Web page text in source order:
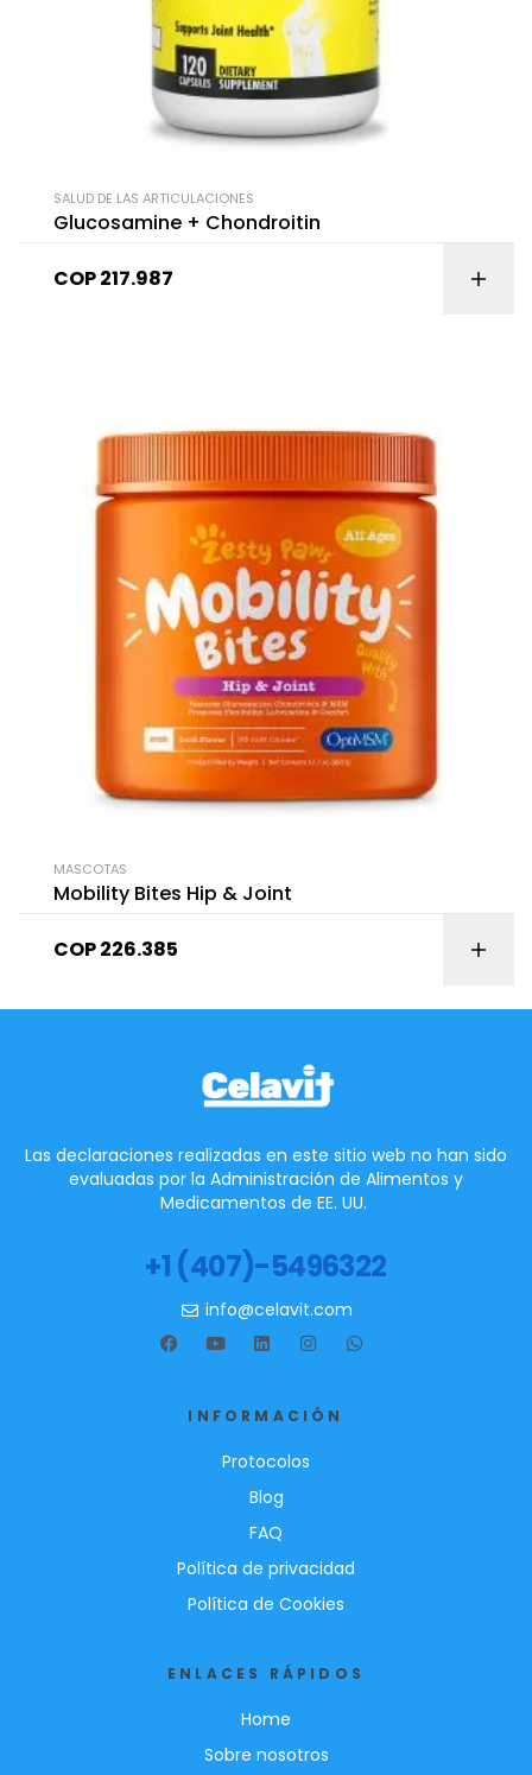
SALUD DE LAS ARTICULACIONES
Glucosamine + Chondroitin
COP217.987
MASCOTAS
Mobility Bites Hip & Joint
COP226.385
Las declaraciones realizadas en este sitio web no han sido
evaluadas por la Administración de Alimentos y
Medicamentos de EE. UU.
+1 (407)-5496322
info@celavit.com
INFORMACIÓN
Protocolos
Blog
FAQ
Política de privacidad
Política de Cookies
ENLACES RÁPIDOS
Home
Sobre nosotros